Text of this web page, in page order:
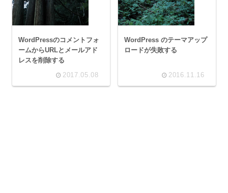
WordPressのコメントフォ
ームからURLとメールアド
レスを削除する
2017.05.08
WordPress のテーマアップ
ロードが失敗する
2016.11.16